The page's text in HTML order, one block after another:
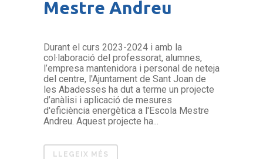
Mestre Andreu
Durant el curs 2023-2024 i amb la
col·laboració del professorat, alumnes,
l’empresa mantenidora i personal de neteja
del centre, l'Ajuntament de Sant Joan de
les Abadesses ha dut a terme un projecte
d’anàlisi i aplicació de mesures
d'eficiència energètica a l'Escola Mestre
Andreu. Aquest projecte ha...
LLEGEIX MÉS